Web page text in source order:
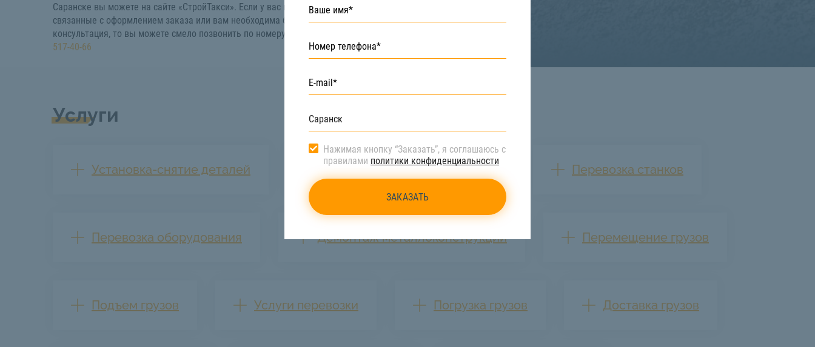
Саранске вы можете на сайте «СтройТакси». Если у вас возникли вопросы,
связанные с оформлением заказа или вам необходима бесплатная
консультация, то вы можете смело позвонить по номеру телефона:
517-40-66
Услуги
Установка-снятие деталей Перевозка стройматериалов Перевозка станков
Перевозка оборудования Демонтаж металлоконструкций Перемещение грузов
Подъем грузов Услуги перевозки Погрузка грузов Доставка грузов
Нажимая кнопку “Заказать”, я соглашаюсь с
правилами политики конфиденциальности